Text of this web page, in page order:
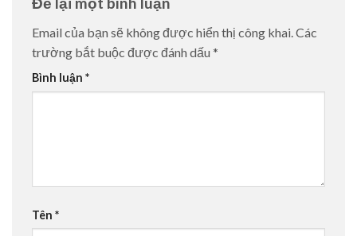
Email của bạn sẽ không được hiển thị công khai.Các
trường bắt buộc được đánh dấu *
Bình luận *
Tên *